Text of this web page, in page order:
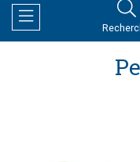
Afficher la navigation